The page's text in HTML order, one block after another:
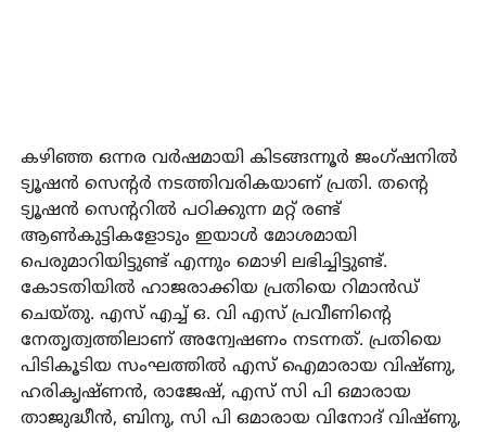
കഴിഞ്ഞ ഒന്നര വര്‍ഷമായി കിടങ്ങന്നൂര്‍ ജംഗ്ഷനില്‍
ട്യൂഷന്‍ സെന്റര്‍ നടത്തിവരികയാണ് പ്രതി. തന്റെ
ട്യൂഷന്‍ സെന്ററില്‍ പഠിക്കുന്ന മറ്റ് രണ്ട്
ആണ്‍കുട്ടികളോടും ഇയാള്‍ മോശമായി
പെരുമാറിയിട്ടുണ്ട് എന്നും മൊഴി ലഭിച്ചിട്ടുണ്ട്.
കോടതിയില്‍ ഹാജരാക്കിയ പ്രതിയെ റിമാന്‍ഡ്
ചെയ്തു. എസ് എച്ച് ഒ. വി എസ് പ്രവീണിന്റെ
നേതൃത്വത്തിലാണ് അന്വേഷണം നടന്നത്. പ്രതിയെ
പിടികൂടിയ സംഘത്തില്‍ എസ് ഐമാരായ വിഷ്ണു,
ഹരികൃഷ്ണന്‍, രാജേഷ്, എസ് സി പി ഒമാരായ
താജുദ്ധീന്‍, ബിനു, സി പി ഒമാരായ വിനോദ് വിഷ്ണു,